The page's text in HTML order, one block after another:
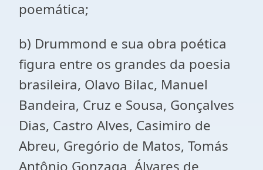
poemática;
b) Drummond e sua obra poética
figura entre os grandes da poesia
brasileira, Olavo Bilac, Manuel
Bandeira, Cruz e Sousa, Gonçalves
Dias, Castro Alves, Casimiro de
Abreu, Gregório de Matos, Tomás
Antônio Gonzaga, Álvares de